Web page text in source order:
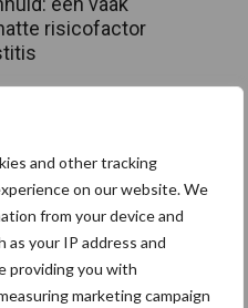
and other tracking
on our website. We
from your device and
as your IP address and
providing you with
marketing campaign
risicofactor
groeien in
Nederlandse